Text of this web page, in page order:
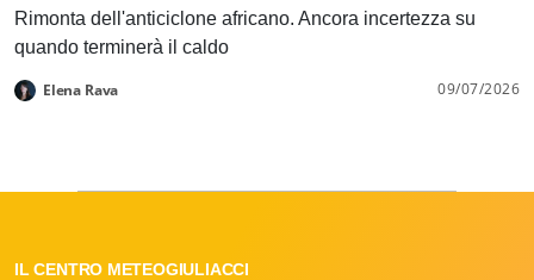
Rimonta dell'anticiclone africano. Ancora incertezza su
quando terminerà il caldo
Elena Rava 09/07/2026
IL CENTRO METEOGIULIACCI